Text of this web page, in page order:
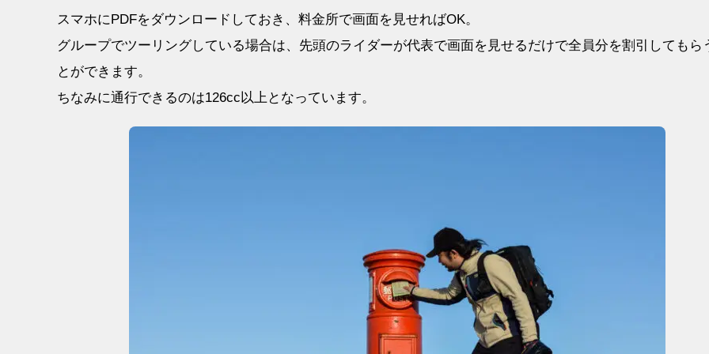
スマホにPDFをダウンロードしておき、料金所で画面を見せればOK。
グループでツーリングしている場合は、先頭のライダーが代表で画面を見せるだけで全員分を割引してもら
とができます。
ちなみに通行できるのは126cc以上となっています。